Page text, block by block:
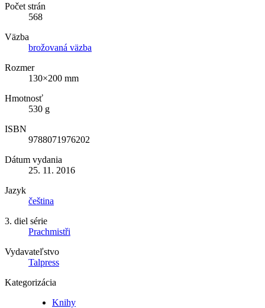
Počet strán
568
Väzba
brožovaná väzba
Rozmer
130×200 mm
Hmotnosť
530 g
ISBN
9788071976202
Dátum vydania
25. 11. 2016
Jazyk
čeština
3. diel série
Prachmistři
Vydavateľstvo
Talpress
Kategorizácia
Knihy